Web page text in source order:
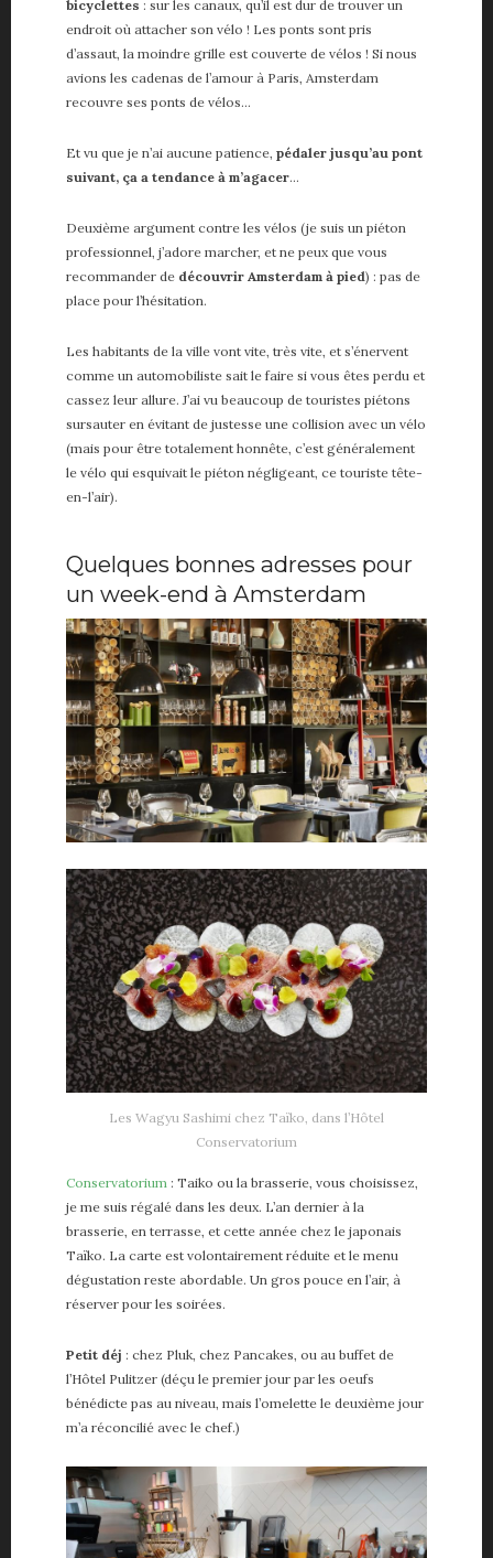
bicyclettes : sur les canaux, qu’il est dur de trouver un
endroit où attacher son vélo ! Les ponts sont pris
d’assaut, la moindre grille est couverte de vélos ! Si nous
avions les cadenas de l’amour à Paris, Amsterdam
recouvre ses ponts de vélos…
Et vu que je n’ai aucune patience, pédaler jusqu’au pont
suivant, ça a tendance à m’agacer…
Deuxième argument contre les vélos (je suis un piéton
professionnel, j’adore marcher, et ne peux que vous
recommander de découvrir Amsterdam à pied) : pas de
place pour l’hésitation.
Les habitants de la ville vont vite, très vite, et s’énervent
comme un automobiliste sait le faire si vous êtes perdu et
cassez leur allure. J’ai vu beaucoup de touristes piétons
sursauter en évitant de justesse une collision avec un vélo
(mais pour être totalement honnête, c’est généralement
le vélo qui esquivait le piéton négligeant, ce touriste tête-
en-l’air).
Quelques bonnes adresses pour
un week-end à Amsterdam
Les Wagyu Sashimi chez Taïko, dans l’Hôtel
Conservatorium
Conservatorium : Taiko ou la brasserie, vous choisissez,
je me suis régalé dans les deux. L’an dernier à la
brasserie, en terrasse, et cette année chez le japonais
Taïko. La carte est volontairement réduite et le menu
dégustation reste abordable. Un gros pouce en l’air, à
réserver pour les soirées.
Petit déj : chez Pluk, chez Pancakes, ou au buffet de
l’Hôtel Pulitzer (déçu le premier jour par les oeufs
bénédicte pas au niveau, mais l’omelette le deuxième jour
m’a réconcilié avec le chef.)